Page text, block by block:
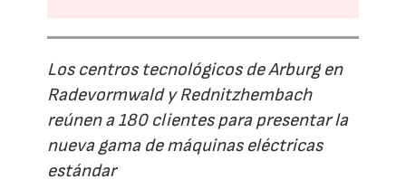
Los centros tecnológicos de Arburg en
Radevormwald y Rednitzhembach
reúnen a 180 clientes para presentar la
nueva gama de máquinas eléctricas
estándar